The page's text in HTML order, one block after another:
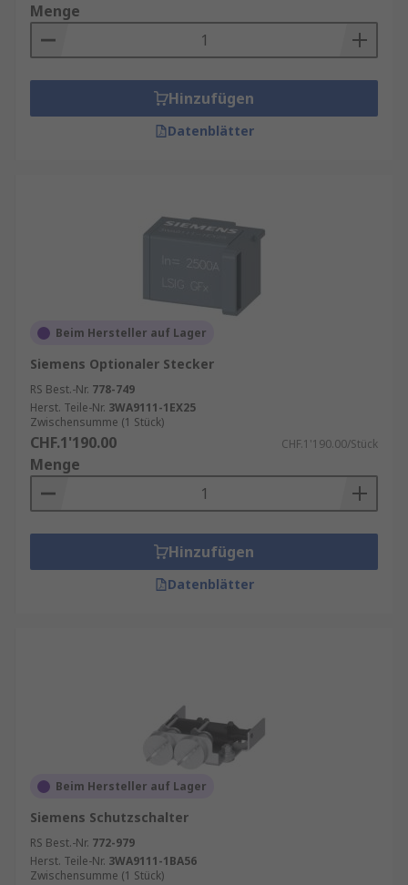
Menge
Hinzufügen
Datenblätter
Beim Hersteller auf Lager
Siemens Optionaler Stecker
RS Best.-Nr. 778-749
Herst. Teile-Nr. 3WA9111-1EX25
Zwischensumme (1 Stück)
CHF.1'190.00 CHF.1'190.00/Stück
Menge
Hinzufügen
Datenblätter
Beim Hersteller auf Lager
Siemens Schutzschalter
RS Best.-Nr. 772-979
Herst. Teile-Nr. 3WA9111-1BA56
Zwischensumme (1 Stück)